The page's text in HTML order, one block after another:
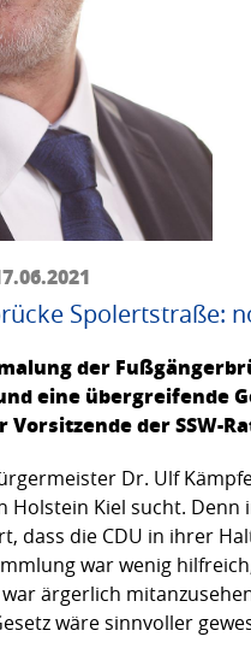
Spolertstraße:
der
eine übergreifende
der SSW-
Dr. Ulf
Holstein Kiel sucht.
dass die CDU in ihrer
war wenig
ärgerlich
wäre sinnvoller